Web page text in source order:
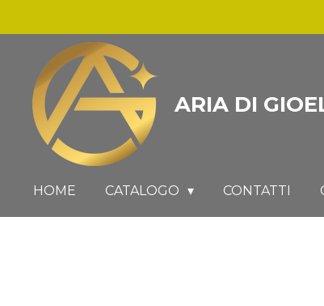
contenuto
principale
ARIA DI
HOME CATALOGO CONTATTI